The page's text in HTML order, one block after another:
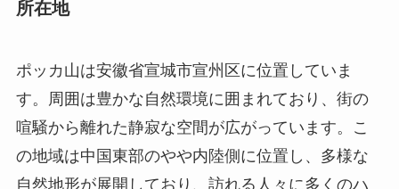
の地域は中国東部のやや内陸側に位置し、多様な
イキングコースや自然の観察ポイントを提供して
います。宣城市は周辺地域における交通の要衝で
もあり、多くの観光施設が集中しています。